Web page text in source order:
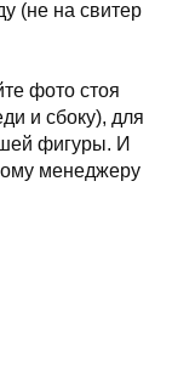
(не на свитер
фото стоя
и сбоку), для
фигуры. И
менеджеру